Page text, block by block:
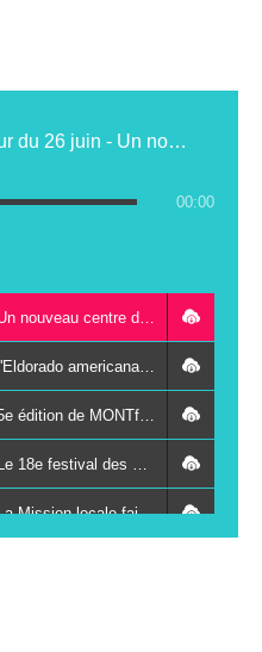
L'interview du jour du 26 juin - Un nouveau centre de contrôle technique au Lude
00:00
L'interview du jour du 22 juin - La Mission locale fait se rencontrer des jeunes et des chefs d'entreprises autour du sport